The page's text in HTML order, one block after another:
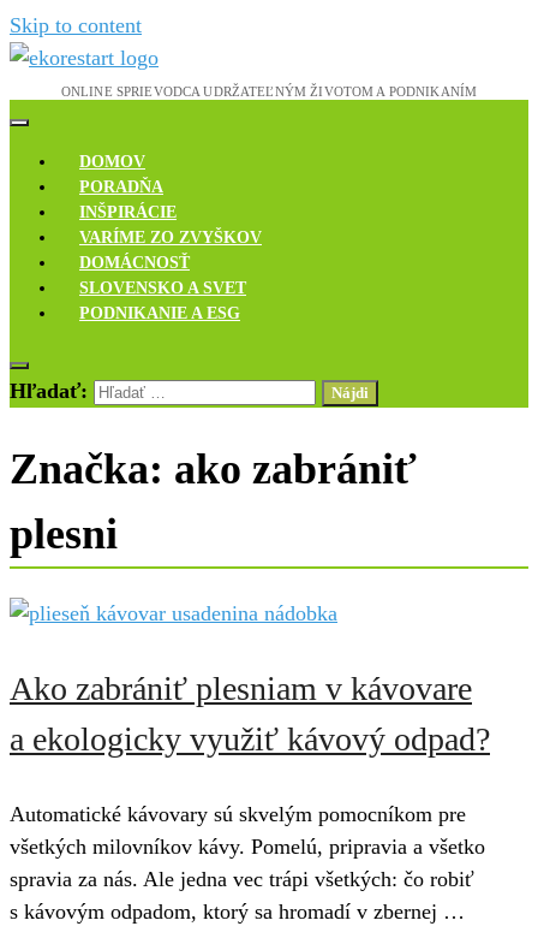
Skip to content
Ekoreštart
Novinky, rozhovory a inšpirácie
DOMOV
PORADŇA
INŠPIRÁCIE
VARÍME ZO ZVYŠKOV
DOMÁCNOSŤ
SLOVENSKO A SVET
PODNIKANIE A ESG
Hľadať:
Značka: ako zabrániť
plesni
Ako zabrániť plesniam v kávovare
a ekologicky využiť kávový odpad?
Automatické kávovary sú skvelým pomocníkom pre
všetkých milovníkov kávy. Pomelú, pripravia a všetko
spravia za nás. Ale jedna vec trápi všetkých: čo robiť
s kávovým odpadom, ktorý sa hromadí v zbernej …